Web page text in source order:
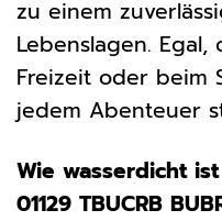
zu einem
Lebenslagen.
Freizeit oder beim
jedem Abenteuer
Wie wasserdicht
01129 TBUCRB